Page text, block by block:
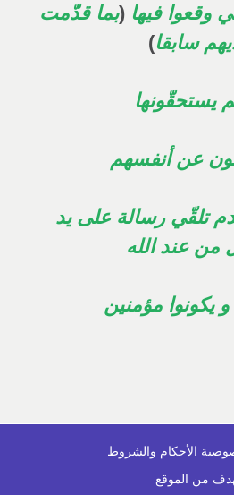
وقعوا فيها ( بما قدّمت
سابقا)
عن أنفسهم
تلقّي رسالة على يد
عند الله
يكونوا مؤمنين
الأحكام والشروط
من الموقع